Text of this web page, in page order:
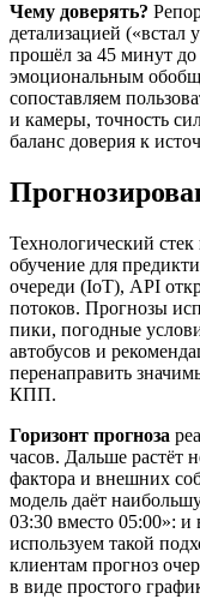
Чему доверять?
детализацией
прошёл за 45 минут
эмоциональным
сопоставляем
и камеры, точность
баланс доверия к
Технологический
обучение для
очереди (IoT), API
потоков. Прогнозы
пики, погодные
автобусов и
перенаправить
КПП.
Горизонт прогноза
часов. Дальше растёт
фактора и внешних
модель даёт
03:30 вместо 05:00»:
используем такой
клиентам прогноз
в виде простого